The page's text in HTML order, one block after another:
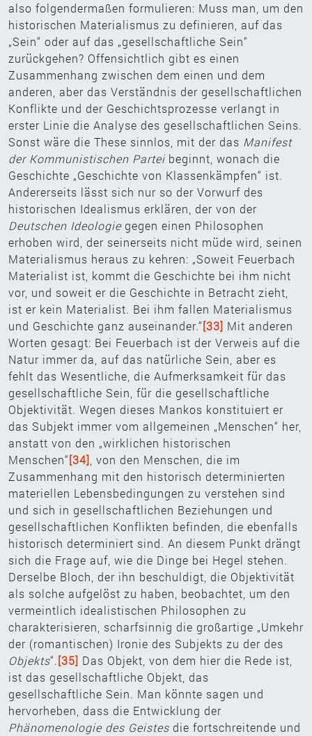
also folgendermaßen formulieren: Muss man, um den
historischen Materialismus zu definieren, auf das
„Sein“ oder auf das „gesellschaftliche Sein“
zurückgehen? Offensichtlich gibt es einen
Zusammenhang zwischen dem einen und dem
anderen, aber das Verständnis der gesellschaftlichen
Konflikte und der Geschichtsprozesse verlangt in
erster Linie die Analyse des gesellschaftlichen Seins.
Sonst wäre die These sinnlos, mit der das Manifest
der Kommunistischen Parteibeginnt, wonach die
Geschichte „Geschichte von Klassenkämpfen“ ist.
Andererseits lässt sich nur so der Vorwurf des
historischen Idealismus erklären, der von der
Deutschen Ideologie gegen einen Philosophen
erhoben wird, der seinerseits nicht müde wird, seinen
Materialismus heraus zu kehren: „Soweit Feuerbach
Materialist ist, kommt die Geschichte bei ihm nicht
vor, und soweit er die Geschichte in Betracht zieht,
ist er kein Materialist. Bei ihm fallen Materialismus
und Geschichte ganz auseinander.“[33] Mit anderen
Worten gesagt: Bei Feuerbach ist der Verweis auf die
Natur immer da, auf das natürliche Sein, aber es
fehlt das Wesentliche, die Aufmerksamkeit für das
gesellschaftliche Sein, für die gesellschaftliche
Objektivität. Wegen dieses Mankos konstituiert er
das Subjekt immer vom allgemeinen „Menschen“ her,
anstatt von den „wirklichen historischen
Menschen“[34] , von den Menschen, die im
Zusammenhang mit den historisch determinierten
materiellen Lebensbedingungen zu verstehen sind
und sich in gesellschaftlichen Beziehungen und
gesellschaftlichen Konflikten befinden, die ebenfalls
historisch determiniert sind. An diesem Punkt drängt
sich die Frage auf, wie die Dinge bei Hegel stehen.
Derselbe Bloch, der ihn beschuldigt, die Objektivität
als solche aufgelöst zu haben, beobachtet, um den
vermeintlich idealistischen Philosophen zu
charakterisieren, scharfsinnig die großartige „Umkehr
der (romantischen) Ironie des Subjekts zu der des
Objekts“.[35] Das Objekt, von dem hier die Rede ist,
ist das gesellschaftliche Objekt, das
gesellschaftliche Sein. Man könnte sagen und
hervorheben, dass die Entwicklung der
Phänomenologie des Geistes die fortschreitende und